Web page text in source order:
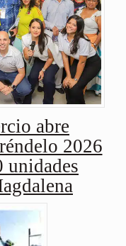
abre
2026
unidades